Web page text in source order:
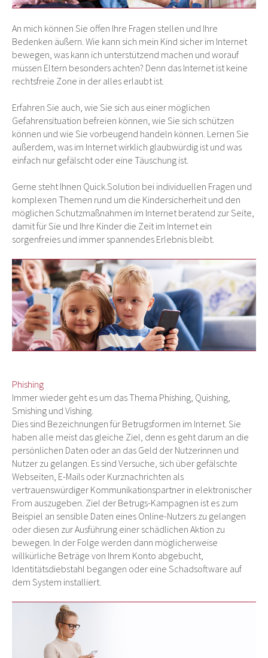
An mich können Sie offen Ihre Fragen stellen und Ihre
Bedenken äußern. Wie kann sich mein Kind sicher im Internet
bewegen, was kann ich unterstützend machen und worauf
müssen Eltern besonders achten? Denn das Internet ist keine
rechtsfreie Zone in der alles erlaubt ist.
Erfahren Sie auch, wie Sie sich aus einer möglichen
Gefahrensituation befreien können, wie Sie sich schützen
können und wie Sie vorbeugend handeln können. Lernen Sie
außerdem, was im Internet wirklich glaubwürdig ist und was
einfach nur gefälscht oder eine Täuschung ist.
Gerne steht Ihnen Quick.Solution bei individuellen Fragen und
komplexen Themen rund um die Kindersicherheit und den
möglichen Schutzmaßnahmen im Internet beratend zur Seite,
damit für Sie und Ihre Kinder die Zeit im Internet ein
sorgenfreies und immer spannendes Erlebnis bleibt.
Phishing
Immer wieder geht es um das Thema Phishing, Quishing,
Smishing und Vishing.
Dies sind Bezeichnungen für Betrugsformen im Internet. Sie
haben alle meist das gleiche Ziel, denn es geht darum an die
persönlichen Daten oder an das Geld der Nutzerinnen und
Nutzer zu gelangen. Es sind Versuche, sich über gefälschte
Webseiten, E-Mails oder Kurznachrichten als
vertrauenswürdiger Kommunikationspartner in elektronischer
From auszugeben. Ziel der Betrugs-Kampagnen ist es zum
Beispiel an sensible Daten eines Online-Nutzers zu gelangen
oder diesen zur Ausführung einer schädlichen Aktion zu
bewegen. In der Folge werden dann möglicherweise
willkürliche Beträge von Ihrem Konto abgebucht,
Identitätsdiebstahl begangen oder eine Schadsoftware auf
dem System installiert.